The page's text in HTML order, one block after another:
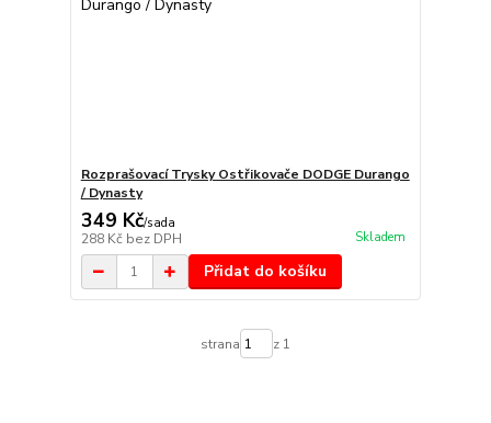
Rozprašovací Trysky Ostřikovače DODGE Durango
/ Dynasty
349 Kč/sada
288 Kč bez DPH Skladem
Přidat do košíku
strana z 1